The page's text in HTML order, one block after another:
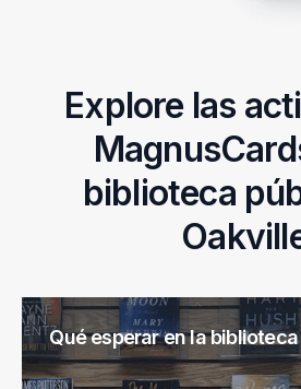
Explore las
biblioteca
Qué esperar en la biblioteca